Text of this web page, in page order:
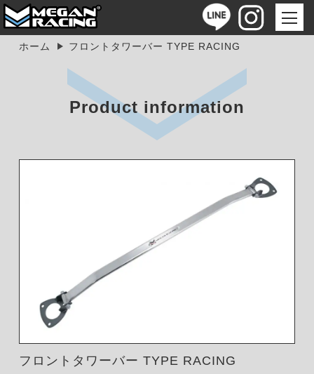
ホーム フロントタワーバー TYPE RACING
Product information
フロントタワーバー TYPE RACING